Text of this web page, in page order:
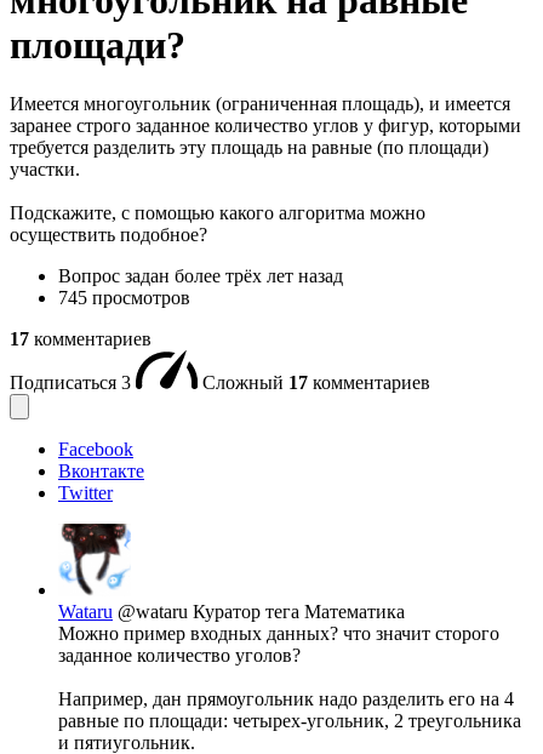
площади?
Имеется многоугольник (ограниченная площадь), и имеется
заранее строго заданное количество углов у фигур, которыми
требуется разделить эту площадь на равные (по площади)
участки.
Подскажите, с помощью какого алгоритма можно
осуществить подобное?
Вопрос задан более трёх лет назад
745 просмотров
17 комментариев
Подписаться 3 Сложный 17 комментариев
Facebook
Вконтакте
Twitter
Wataru @wataru Куратор тега Математика
Можно пример входных данных? что значит сторого
заданное количество уголов?
Например, дан прямоугольник надо разделить его на 4
равные по площади: четырех-угольник, 2 треугольника
и пятиугольник.